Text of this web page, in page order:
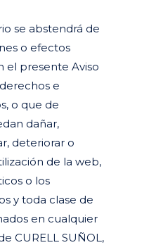
se abstendrá de
o efectos
el presente Aviso
e
o que de
dañar,
deteriorar o
de la web,
o los
y toda clase de
en cualquier
CURELL SUÑOL,